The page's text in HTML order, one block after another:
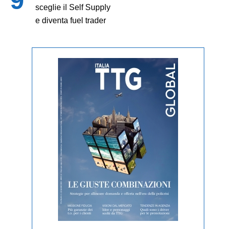
sceglie il Self Supply
e diventa fuel trader